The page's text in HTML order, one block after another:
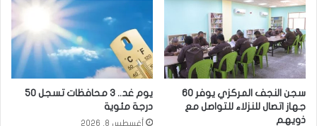
سجن النجف المركزي يوفر 60
جهاز اتصال للنزلاء للتواصل مع
ذويهم
يوم غد.. 3 محافظات تسجل 50
درجة مئوية
أغسطس 8, 2026